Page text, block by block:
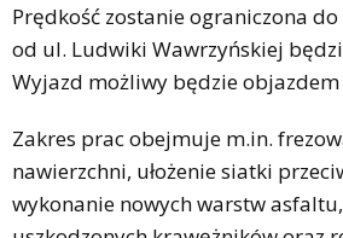
Prędkość zostanie ograniczona
od ul. Ludwiki Wawrzyńskiej
Wyjazd możliwy będzie
Zakres prac obejmuje m.in.
nawierzchni, ułożenie siatki
wykonanie nowych warstw